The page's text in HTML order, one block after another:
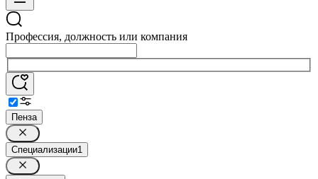
Профессия, должность или компания
Пенза
Специализации1